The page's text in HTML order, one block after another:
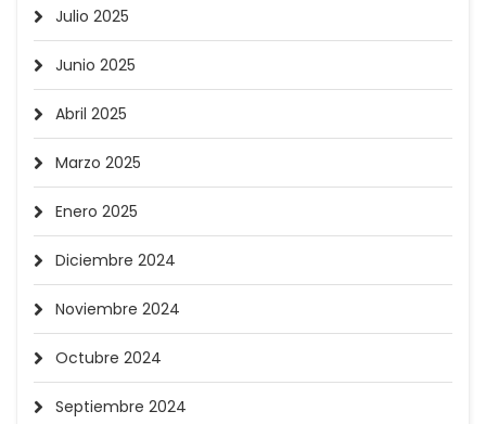
Julio 2025
Junio 2025
Abril 2025
Marzo 2025
Enero 2025
Diciembre 2024
Noviembre 2024
Octubre 2024
Septiembre 2024